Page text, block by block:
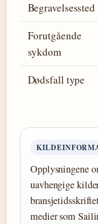
Begravelsessted
Forutgående
sykdom
Dødsfall type
Opplysningene
uavhengige
medier som